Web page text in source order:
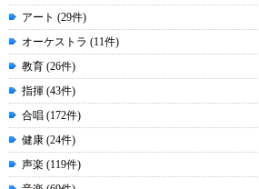
アート (29件)
オーケストラ (11件)
教育 (26件)
指揮 (43件)
合唱 (172件)
健康 (24件)
声楽 (119件)